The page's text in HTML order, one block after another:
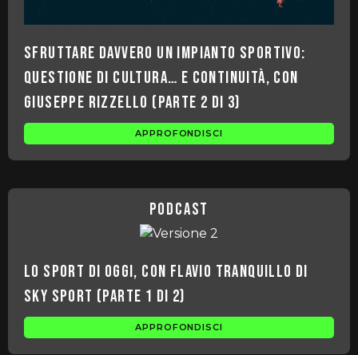
Sfruttare davvero un impianto sportivo:
questione di cultura… e continuità, con
Giuseppe Rizzello (parte 2 di 3)
APPROFONDISCI
podcast
Lo sport di oggi, con Flavio Tranquillo di
Sky Sport (parte 1 di 2)
APPROFONDISCI